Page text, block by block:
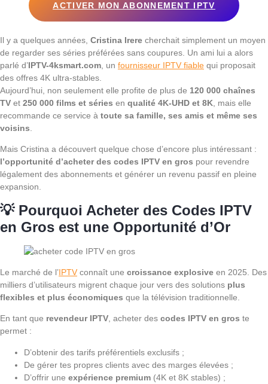
ACTIVER MON ABONNEMENT IPTV
Il y a quelques années, Cristina Irere cherchait simplement un moyen
de regarder ses séries préférées sans coupures. Un ami lui a alors
parlé d’IPTV-4ksmart.com , un fournisseur IPTV fiable qui proposait
des offres 4K ultra-stables.
Aujourd’hui, non seulement elle profite de plus de 120 000 chaînes
TV et 250 000 films et séries en qualité 4K-UHD et 8K , mais elle
recommande ce service à toute sa famille, ses amis et même ses
voisins
Mais Cristina a découvert quelque chose d’encore plus intéressant :
l’opportunité d’acheter des codes IPTV en gros pour revendre
légalement des abonnements et générer un revenu passif en pleine
expansion.
💡 Pourquoi Acheter des Codes IPTV
en Gros est une Opportunité d’Or
Le marché de l’IPTV connaît une croissance explosive en 2025. Des
milliers d’utilisateurs migrent chaque jour vers des solutions plus
flexibles et plus économiques que la télévision traditionnelle.
En tant que revendeur IPTV , acheter des codes IPTV en gros te
permet :
D’obtenir des tarifs préférentiels exclusifs ;
De gérer tes propres clients avec des marges élevées ;
D’offrir une expérience premium (4K et 8K stables) ;